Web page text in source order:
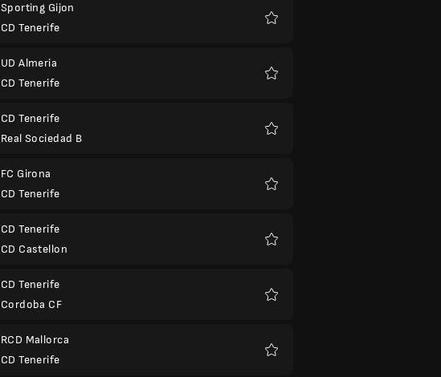
Sporting Gijon
CD Tenerife
UD Almeria
CD Tenerife
CD Tenerife
Real Sociedad B
FC Girona
CD Tenerife
CD Tenerife
CD Castellon
CD Tenerife
Cordoba CF
RCD Mallorca
CD Tenerife